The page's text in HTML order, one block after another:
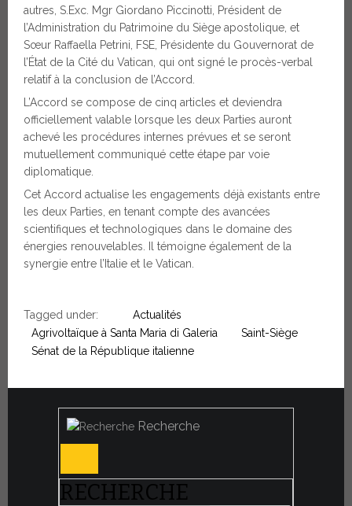
autres, S.Exc. Mgr Giordano Piccinotti, Président de
l’Administration du Patrimoine du Siège apostolique, et
Sœur Raffaella Petrini, FSE, Présidente du Gouvernorat de
l’État de la Cité du Vatican, qui ont signé le procès-verbal
relatif à la conclusion de l’Accord.
L’Accord se compose de cinq articles et deviendra
officiellement valable lorsque les deux Parties auront
achevé les procédures internes prévues et se seront
mutuellement communiqué cette étape par voie
diplomatique.
Cet Accord actualise les engagements déjà existants entre
les deux Parties, en tenant compte des avancées
scientifiques et technologiques dans le domaine des
énergies renouvelables. Il témoigne également de la
synergie entre l’Italie et le Vatican.
Tagged under:
Actualités
Agrivoltaïque à Santa Maria di Galeria
Saint-Siège
Sénat de la République italienne
Recherche
RECHERCHE